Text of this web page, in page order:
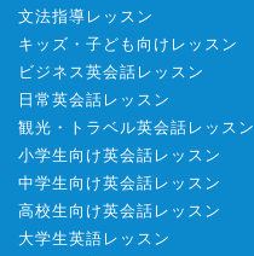
文法指導レッスン
キッズ・子ども向けレッスン
ビジネス英会話レッスン
日常英会話レッスン
観光・トラベル英会話レッスン
小学生向け英会話レッスン
中学生向け英会話レッスン
高校生向け英会話レッスン
大学生英語レッスン